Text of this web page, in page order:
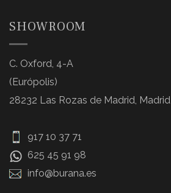
SHOWROOM
C. Oxford, 4-A
(Európolis)
28232 Las Rozas de Madrid, Madrid
917 10 37 71
625 45 91 98
info@burana.es